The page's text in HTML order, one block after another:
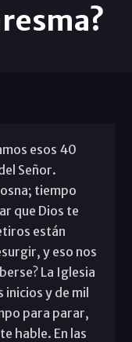
esos 40
Señor.
tiempo
que Dios te
están
y eso nos
La Iglesia
inicios y de mil
para parar,
hable. En las